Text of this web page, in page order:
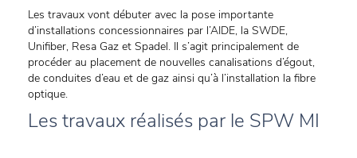
Les travaux vont débuter avec la pose importante
d’installations concessionnaires par l’AIDE, la SWDE,
Unifiber, Resa Gaz et Spadel. Il s’agit principalement de
procéder au placement de nouvelles canalisations d’égout,
de conduites d’eau et de gaz ainsi qu’à l’installation la fibre
optique.
Les travaux réalisés par le SPW MI